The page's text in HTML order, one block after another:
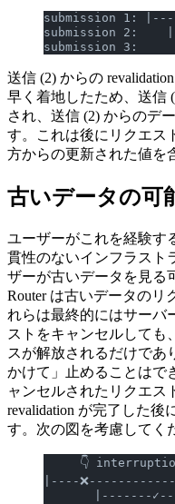
submission 1:
submission 2:
submission 3:
送信 (2) からの
早く着地したため、送信
され、送信 (2) からのデ
す。これは後にリクエス
方からの更新された値を
古いデータの可
ユーザーがこれを経験す
貫性のないインフラスト
ザーが古いデータを見る
Router は古いデータのリ
れらは最終的にはサーバ
ストをキャンセルしても
スが解放されるだけであ
かけて」止めることはで
ャンセルされたリクエス
revalidation が完了した後
す。次の図を考慮してく
👇
|----
|-------